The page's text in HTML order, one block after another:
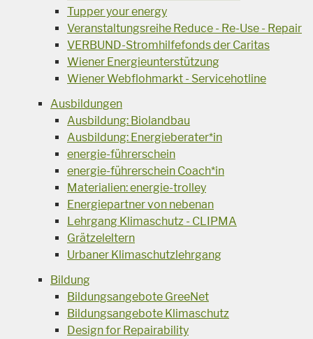
Tupper your energy
Veranstaltungsreihe Reduce - Re-Use - Repair
VERBUND-Stromhilfefonds der Caritas
Wiener Energieunterstützung
Wiener Webflohmarkt - Servicehotline
Ausbildungen
Ausbildung: Biolandbau
Ausbildung: Energieberater*in
energie-führerschein
energie-führerschein Coach*in
Materialien: energie-trolley
Energiepartner von nebenan
Lehrgang Klimaschutz - CLIPMA
Grätzeleltern
Urbaner Klimaschutzlehrgang
Bildung
Bildungsangebote GreeNet
Bildungsangebote Klimaschutz
Design for Repairability